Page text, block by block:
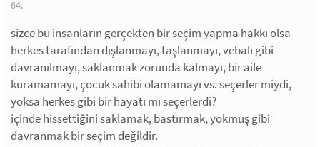
64.
sizce bu insanların gerçekten bir seçim yapma hakkı olsa
herkes tarafından dışlanmayı, taşlanmayı, vebalı gibi
davranılmayı, saklanmak zorunda kalmayı, bir aile
kuramamayı, çocuk sahibi olamamayı vs. seçerler miydi,
yoksa herkes gibi bir hayatı mı seçerlerdi?
içinde hissettiğini saklamak, bastırmak, yokmuş gibi
davranmak bir seçim değildir.